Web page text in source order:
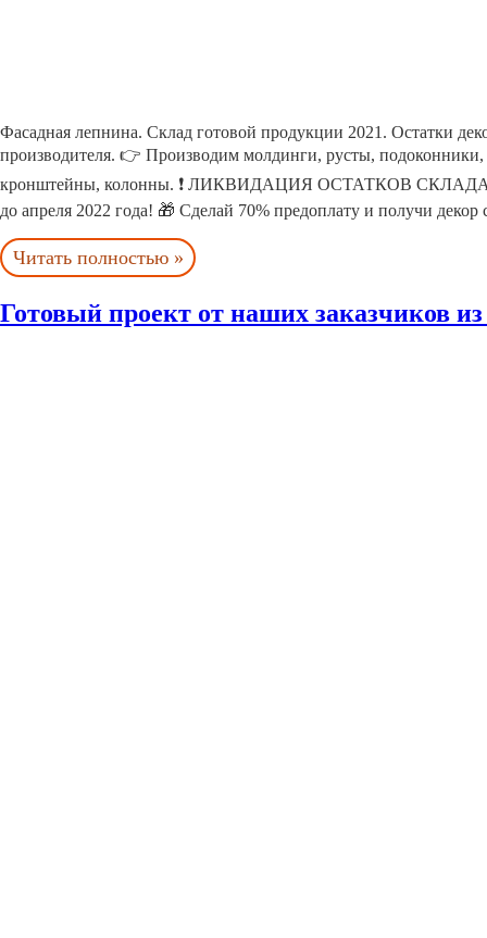
Фасадная лепнина. Склад готовой продукции 2021. Остатки
производителя. 👉 Производим молдинги, русты,
кронштейны, колонны. ❗ ЛИКВИДАЦИЯ ОСТАТКОВ СКЛАДА
до апреля 2022 года! 🎁 Сделай 70% предоплату и получи
Читать полностью »
Готовый проект от наших